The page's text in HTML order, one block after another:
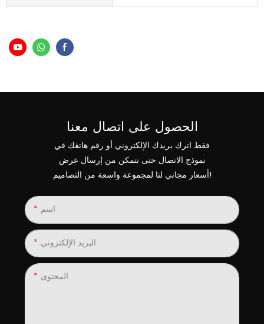
الحصول على اتصال معنا
فقط اترك بريدك الإلكتروني أو رقم هاتفك في
نموذج الاتصال حتى نتمكن من إرسال عرض
أسعار مجاني لنا لمجموعة واسعة من التصاميم!
اسم
البريد الإلكتروني
المحتوى